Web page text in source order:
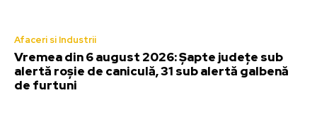
Afaceri si Industrii
Vremea din 6 august 2026: Șapte județe sub
alertă roșie de caniculă, 31 sub alertă galbenă
de furtuni